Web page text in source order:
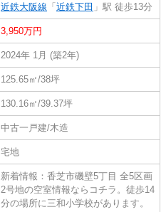
近鉄大阪線 「 近鉄下田 」駅 徒歩13分
3,950万円
2024年 1月 (築2年)
125.65㎡/38坪
130.16㎡/39.37坪
中古一戸建/木造
宅地
新着情報：香芝市磯壁5丁目 全5区画
2号地の空室情報ならコチラ。徒歩14
分の場所に三和小学校があります。